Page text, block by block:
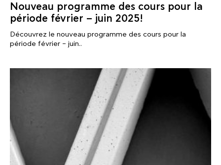
Nouveau programme des cours pour la
période février – juin 2025!
Découvrez le nouveau programme des cours pour la
période février – juin..